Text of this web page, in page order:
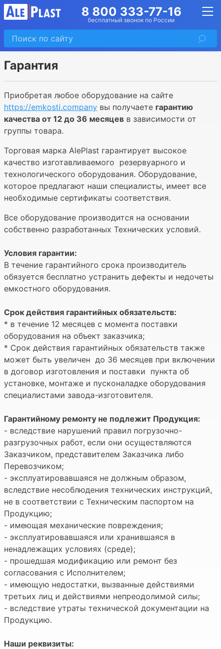
8 800 333-77-16
бесплатный звонок по России
Гарантия
Приобретая любое оборудование на сайте
https://emkosti.company вы получаете гарантию
качества от 12 до 36 месяцев в зависимости от
группы товара.
Торговая марка AlePlast гарантирует высокое
качество изготавливаемого резервуарного и
технологического оборудования. Оборудование,
которое предлагают наши специалисты, имеет все
необходимые сертификаты соответствия.
Все оборудование производится на основании
собственно разработанных Технических условий.
Условия гарантии:
В течение гарантийного срока производитель
обязуется бесплатно устранить дефекты и недочеты
емкостного оборудования.
Срок действия гарантийных обязательств:
* в течение 12 месяцев с момента поставки
оборудования на объект заказчика;
* Срок действия гарантийных обязательств также
может быть увеличен до 36 месяцев при включении
в договор изготовления и поставки пункта об
установке, монтаже и пусконаладке оборудования
специалистами завода-изготовителя.
Гарантийному ремонту не подлежит Продукция:
- вследствие нарушений правил погрузочно-
разгрузочных работ, если они осуществляются
Заказчиком, представителем Заказчика либо
Перевозчиком;
- эксплуатировавшаяся не должным образом,
вследствие несоблюдения технических инструкций,
не в соответствии с Техническим паспортом на
Продукцию;
- имеющая механические повреждения;
- эксплуатировавшаяся или хранившаяся в
ненадлежащих условиях (среде);
- прошедшая модификацию или ремонт без
согласования с Исполнителем;
- имеющую недостатки, вызванные действиями
третьих лиц и действиями непреодолимой силы;
- вследствие утраты технической документации на
Продукцию.
Наши реквизиты: